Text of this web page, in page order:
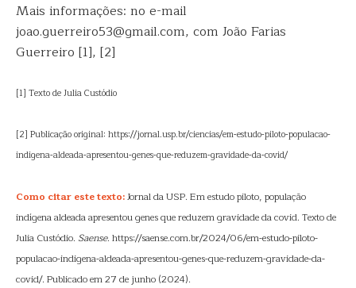
Mais informações: no e-mail
joao.guerreiro53@gmail.com, com João Farias
Guerreiro [1], [2]
[1] Texto de Julia Custódio
[2] Publicação original: https://jornal.usp.br/ciencias/em-estudo-piloto-populacao-
indigena-aldeada-apresentou-genes-que-reduzem-gravidade-da-covid/
Como citar este texto:Jornal da USP. Em estudo piloto, população
indígena aldeada apresentou genes que reduzem gravidade da covid. Texto de
Julia Custódio. Saense. https://saense.com.br/2024/06/em-estudo-piloto-
populacao-indigena-aldeada-apresentou-genes-que-reduzem-gravidade-da-
covid/. Publicado em 27 de junho (2024).